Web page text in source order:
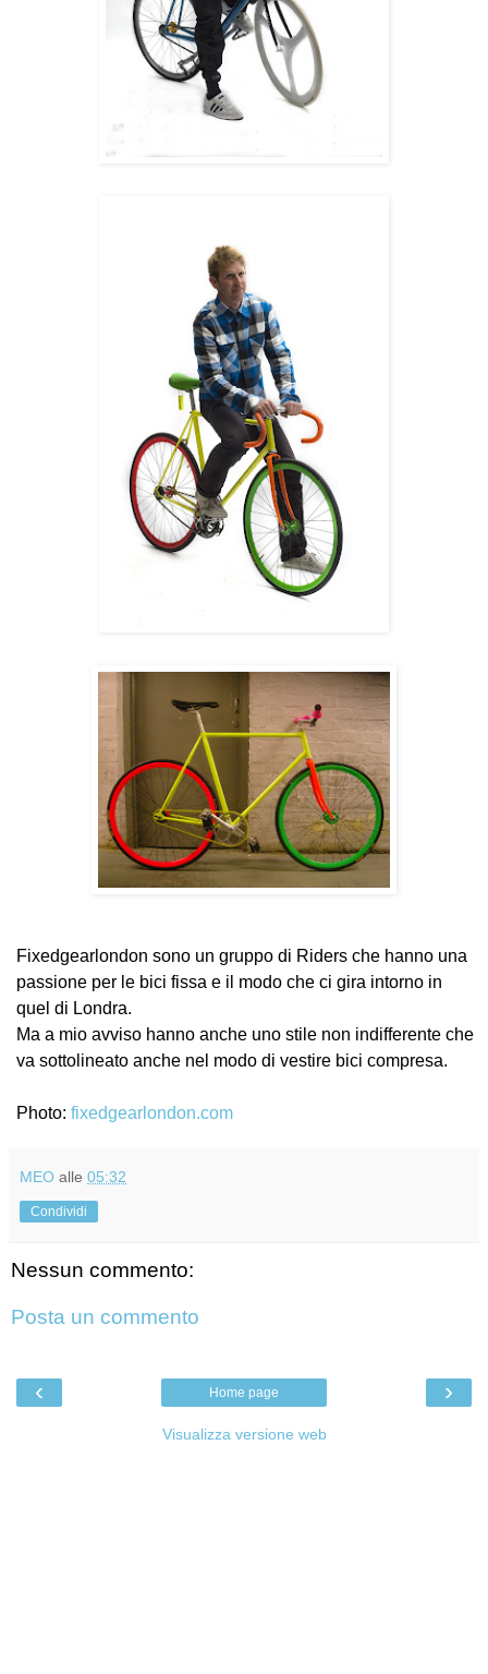
Fixedgearlondon sono un gruppo di Riders che hanno una
passione per le bici fissa e il modo che ci gira intorno in
quel di Londra.
Ma a mio avviso hanno anche uno stile non indifferente che
va sottolineato anche nel modo di vestire bici compresa.
Photo: fixedgearlondon.com
MEO alle 05:32
Condividi
Nessun commento:
Posta un commento
‹ ›
Home page
Visualizza versione web